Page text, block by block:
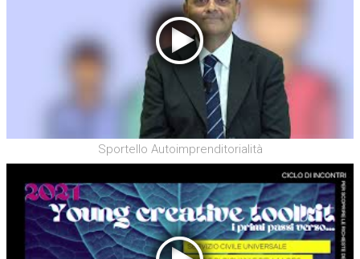
Sportello Autoimprenditorialità